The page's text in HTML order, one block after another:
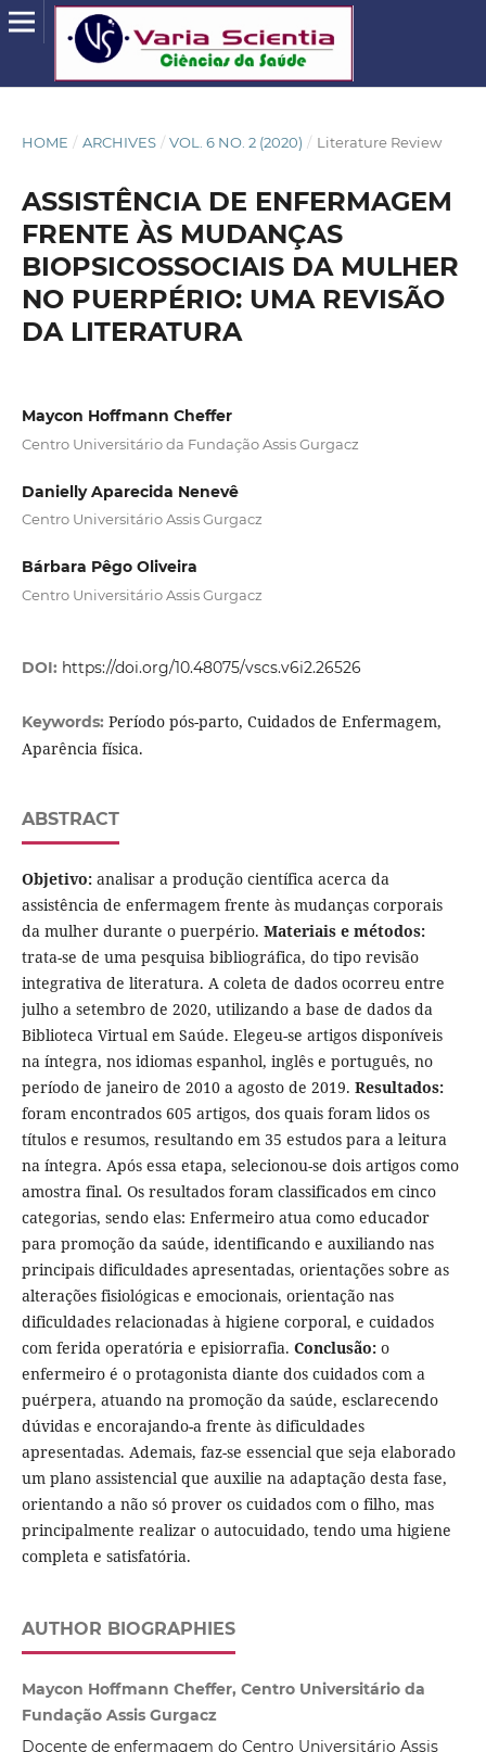
HOME / ARCHIVES / VOL. 6 NO. 2 (2020) / Literature Review
ASSISTÊNCIA DE ENFERMAGEM
FRENTE ÀS MUDANÇAS
BIOPSICOSSOCIAIS DA MULHER
NO PUERPÉRIO: UMA REVISÃO
DA LITERATURA
Maycon Hoffmann Cheffer
Centro Universitário da Fundação Assis Gurgacz
Danielly Aparecida Nenevê
Centro Universitário Assis Gurgacz
Bárbara Pêgo Oliveira
Centro Universitário Assis Gurgacz
DOI: https://doi.org/10.48075/vscs.v6i2.26526
Keywords: Período pós-parto, Cuidados de Enfermagem,
Aparência física.
ABSTRACT
Objetivo:analisar a produção científica acerca da
assistência de enfermagem frente às mudanças corporais
da mulher durante o puerpério. Materiais e métodos:
trata-se de uma pesquisa bibliográfica, do tipo revisão
integrativa de literatura. A coleta de dados ocorreu entre
julho a setembro de 2020, utilizando a base de dados da
Biblioteca Virtual em Saúde. Elegeu-se artigos disponíveis
na íntegra, nos idiomas espanhol, inglês e português, no
período de janeiro de 2010 a agosto de 2019. Resultados:
foram encontrados 605 artigos, dos quais foram lidos os
títulos e resumos, resultando em 35 estudos para a leitura
na íntegra. Após essa etapa, selecionou-se dois artigos como
amostra final. Os resultados foram classificados em cinco
categorias, sendo elas: Enfermeiro atua como educador
para promoção da saúde, identificando e auxiliando nas
principais dificuldades apresentadas, orientações sobre as
alterações fisiológicas e emocionais, orientação nas
dificuldades relacionadas à higiene corporal, e cuidados
com ferida operatória e episiorrafia. Conclusão: o
enfermeiro é o protagonista diante dos cuidados com a
puérpera, atuando na promoção da saúde, esclarecendo
dúvidas e encorajando-a frente às dificuldades
apresentadas. Ademais, faz-se essencial que seja elaborado
um plano assistencial que auxilie na adaptação desta fase,
orientando a não só prover os cuidados com o filho, mas
principalmente realizar o autocuidado, tendo uma higiene
completa e satisfatória.
AUTHOR BIOGRAPHIES
Maycon Hoffmann Cheffer, Centro Universitário da
Fundação Assis Gurgacz
Docente de enfermagem do Centro Universitário Assis